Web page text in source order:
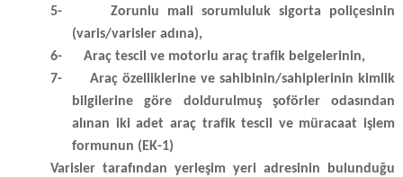
5-
Zorunlu mali sorumluluk sigorta poliçesinin
(varis/varisler adına),
6-
Araç tescil ve motorlu araç trafik belgelerinin,
7-
Araç özelliklerine ve sahibinin/sahiplerinin kimlik
bilgilerine göre doldurulmuş şoförler odasından
alınan iki adet araç trafik tescil ve müracaat işlem
formunun (EK-1)
Varisler tarafından yerleşim yeri adresinin bulunduğu